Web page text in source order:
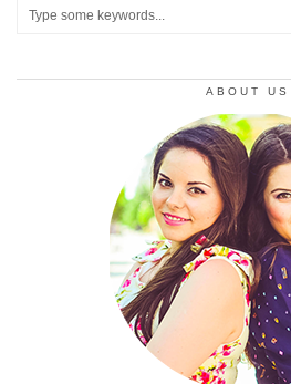
ABOUT US